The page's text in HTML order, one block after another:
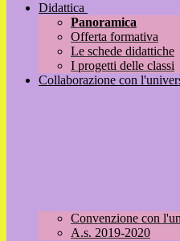
Didattica
Panoramica
Offerta formativa
Le schede didattiche
I progetti delle classi
Collaborazione con
Convenzione con
A.s. 2019-2020